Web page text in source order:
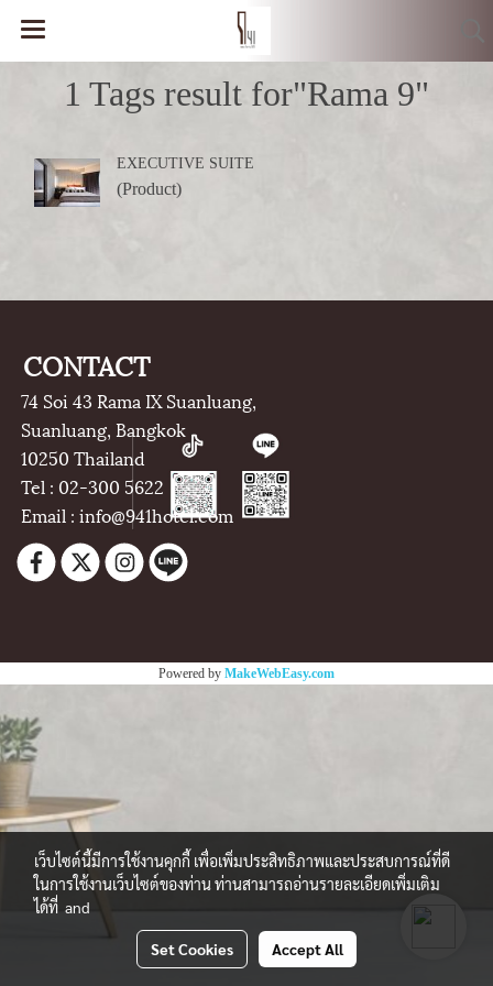
1 Tags result for"Rama 9"
EXECUTIVE SUITE
(Product)
CONTACT
74 Soi 43 Rama IX Suanluang,
Suanluang, Bangkok
10250 Thailand
Tel : 02-300 5622
Email : info@941hotel.com
Powered by MakeWebEasy.com
เว็บไซต์นี้มีการใช้งานคุกกี้ เพื่อเพิ่มประสิทธิภาพและประสบการณ์ที่ดี
ในการใช้งานเว็บไซต์ของท่าน ท่านสามารถอ่านรายละเอียดเพิ่มเติม
ได้ที่ and
Set Cookies Accept All